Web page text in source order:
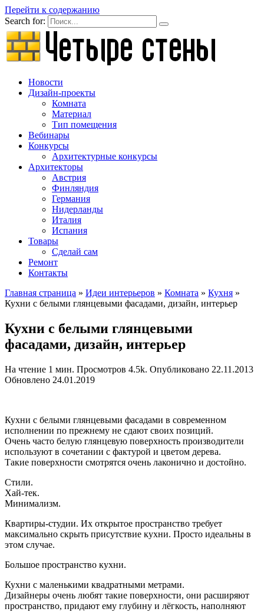
Перейти к содержанию
Search for:
Новости
Дизайн-проекты
Комната
Материал
Тип помещения
Вебинары
Конкурсы
Архитектурные конкурсы
Архитекторы
Австрия
Финляндия
Германия
Нидерланды
Италия
Испания
Товары
Сделай сам
Ремонт
Контакты
Главная страница » Идеи интерьеров » Комната » Кухня »
Кухни с белыми глянцевыми фасадами, дизайн, интерьер
Кухни с белыми глянцевыми
фасадами, дизайн, интерьер
На чтение 1 мин. Просмотров 4.5k. Опубликовано 22.11.2013
Обновлено 24.01.2019
Кухни с белыми глянцевыми фасадами в современном
исполнении по прежнему не сдают своих позиций.
Очень часто белую глянцевую поверхность производители
используют в сочетании с фактурой и цветом дерева.
Такие поверхности смотрятся очень лаконично и достойно.
Стили.
Хай-тек.
Минимализм.
Квартиры-студии. Их открытое пространство требует
максимально скрыть присутствие кухни. Просто идеальны в
этом случае.
Большое пространство кухни.
Кухни с маленькими квадратными метрами.
Дизайнеры очень любят такие поверхности, они расширяют
пространство, придают ему глубину и лёгкость, наполняют